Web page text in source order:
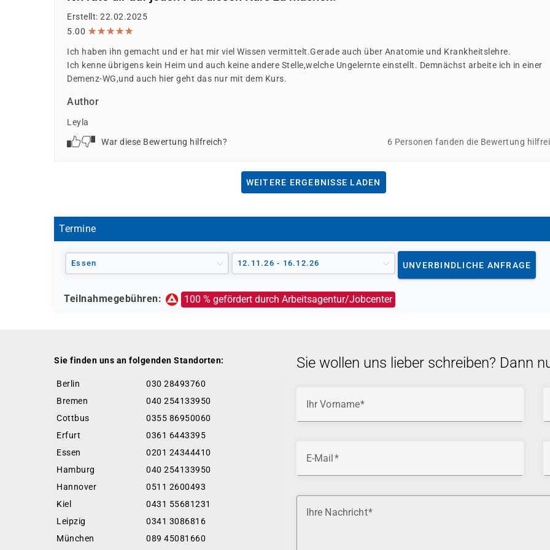
Erstellt: 22.02.2025
5.00 ★★★★★
★★★★★
Ich haben ihn gemacht und er hat mir viel Wissen vermittelt.Gerade auch über Anatomie und Krankheitslehre.
Ich kenne übrigens kein Heim und auch keine andere Stelle,welche Ungelernte einstellt. Demnächst arbeite ich in einer
Demenz-WG,und auch hier geht das nur mit dem Kurs.
Author
Leyla
War diese Bewertung hilfreich?
6 Personen fanden die Bewertung
WEITERE ERGEBNISSE LADEN
Termine
Essen 12.11.26 - 16.12.26 UNVERBINDLICHE ANFRAGE
Teilnahmegebühren: 100 % gefördert durch Arbeitsagentur/Jobcenter
Sie finden uns an folgenden Standorten:
Berlin
030 28493760
Bremen
040 254133950
Cottbus
0355 86950060
Erfurt
0361 6443395
Essen
0201 24344410
Hamburg
040 254133950
Hannover
0511 2600493
Kiel
0431 55681231
Leipzig
0341 3086816
München
089 45081660
Sie wollen uns lieber schreiben? Dann
Ihr Vorname
E-Mail
Ihre Nachricht